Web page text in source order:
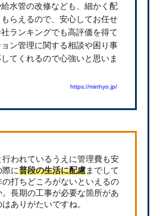
水管の改修なども、細かく配
らえるので、安心してお任せ
ランキングでも高評価を得て
ン管理に関する相談や困り事
てくれるので心強いと思いま
https://minhyo.jp/
われているうえに管理費も安
際に普段の生活に配慮までして
の打ちどころがないといえるの
長期の工事が必要な箇所があ
ありがたいですね。